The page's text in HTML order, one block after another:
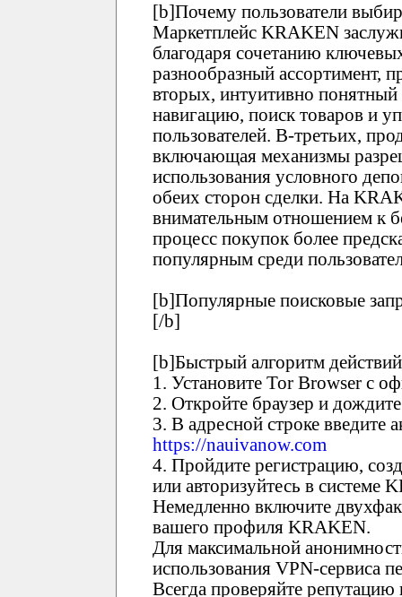
[b]Почему пользователи
Маркетплейс KRAKEN
благодаря сочетанию
разнообразный ассортимент,
вторых, интуитивно
навигацию, поиск товаров и
пользователей. В-третьих,
включающая механизмы
использования условного
обеих сторон сделки. На
внимательным отношением к
процесс покупок более
популярным среди
[b]Популярные поисковые
[/b]
[b]Быстрый алгоритм
1. Установите Tor Browser с
2. Откройте браузер и
3. В адресной строке введите
https://nauivanow.com
4. Пройдите регистрацию,
или авторизуйтесь в системе
Немедленно включите
вашего профиля KRAKEN.
Для максимальной
использования VPN-сервиса
Всегда проверяйте